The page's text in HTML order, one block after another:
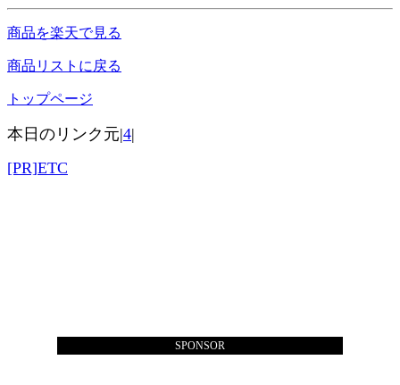
商品を楽天で見る
商品リストに戻る
トップページ
本日のリンク元|4|
[PR]ETC
SPONSOR